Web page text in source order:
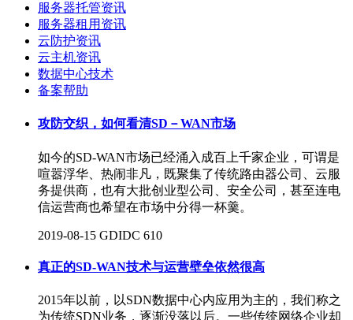
服务器托管资讯
服务器租用资讯
云防护资讯
云主机资讯
数据中心技术
备案帮助
攻防交织，如何看清SD－WAN市场
如今的SD-WAN市场已经涌入成百上千家企业，可谓是
喧嚣浮华、热闹非凡，既聚集了传统路由器公司、云服
务提供商，也有大批创业型公司、安全公司，甚至连电
信运营商也希望在市场中分得一杯羹。
2019-08-15 GDIDC 610
真正的SD-WAN技术与运营壁垒依然很高
2015年以前，以SDN数据中心内应用为主的，我们称之
为传统SDN业务，逐渐没落以后。一些传统网络企业却